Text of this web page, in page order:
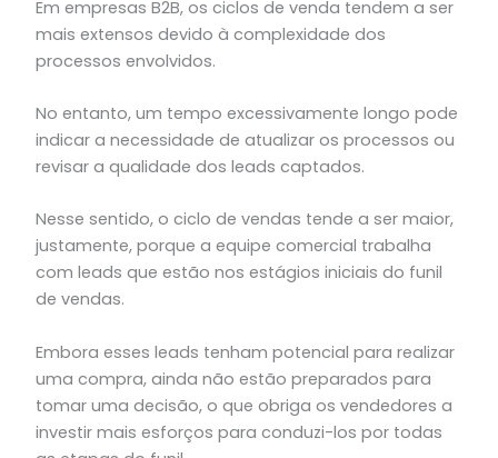
Em empresas B2B, os ciclos de venda tendem a ser
mais extensos devido à complexidade dos
processos envolvidos.
No entanto, um tempo excessivamente longo pode
indicar a necessidade de atualizar os processos ou
revisar a qualidade dos leads captados.
Nesse sentido, o ciclo de vendas tende a ser maior,
justamente, porque a equipe comercial trabalha
com leads que estão nos estágios iniciais do funil
de vendas.
Embora esses leads tenham potencial para realizar
uma compra, ainda não estão preparados para
tomar uma decisão, o que obriga os vendedores a
investir mais esforços para conduzi-los por todas